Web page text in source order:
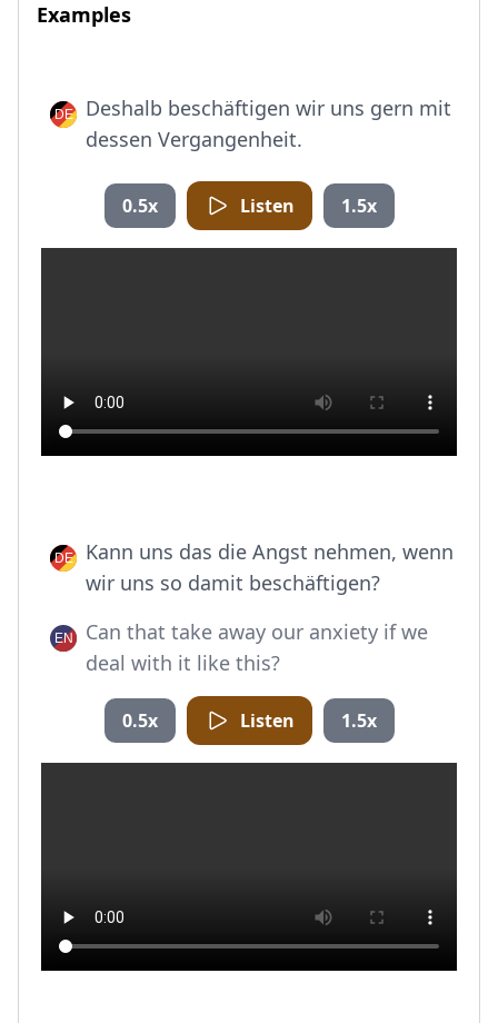
Examples
Deshalb beschäftigen wir uns gern mit
dessen Vergangenheit.
0.5x Listen 1.5x
Kann uns das die Angst nehmen, wenn
wir uns so damit beschäftigen?
Can that take away our anxiety if we
deal with it like this?
0.5x Listen 1.5x